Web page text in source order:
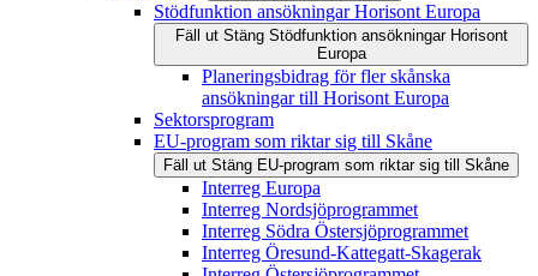
Stödfunktion ansökningar Horisont Europa
Fäll ut Stäng Stödfunktion ansökningar Horisont
Europa
Planeringsbidrag för fler skånska
ansökningar till Horisont Europa
Sektorsprogram
EU-program som riktar sig till Skåne
Fäll ut Stäng EU-program som riktar sig till Skåne
Interreg Europa
Interreg Nordsjöprogrammet
Interreg Södra Östersjöprogrammet
Interreg Öresund-Kattegatt-Skagerak